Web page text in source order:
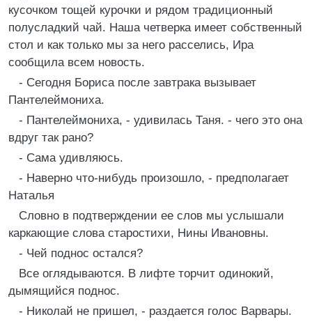
кусочком тощей курочки и рядом традиционный
полусладкий чай. Наша четверка имеет собственный
стол и как только мы за него расселись, Ира
сообщила всем новость.
- Сегодня Бориса после завтрака вызывает
Пантелеймониха.
- Пантелеймониха, - удивилась Таня. - чего это она
вдруг так рано?
- Сама удивляюсь.
- Наверно что-нибудь произошло, - предполагает
Наталья
Словно в подтверждении ее слов мы услышали
каркающие слова старостихи, Нины Ивановны.
- Чей поднос остался?
Все оглядываются. В лифте торчит одинокий,
дымящийся поднос.
- Николай не пришел, - раздается голос Варвары.